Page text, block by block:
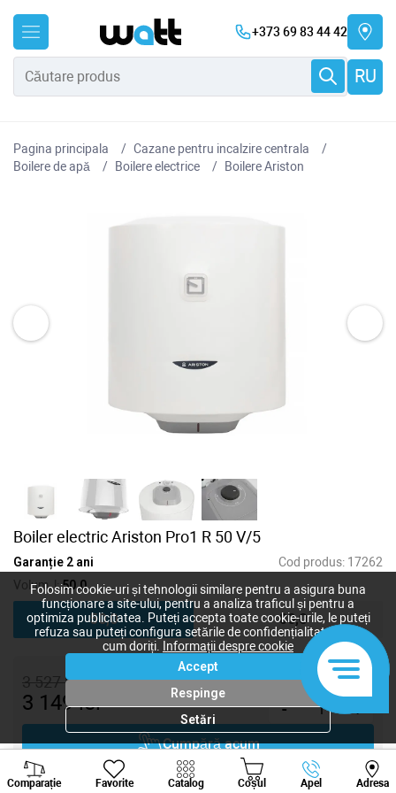
+373 69 83 44 42
RU
Pagina principala
Cazane pentru incalzire centrala
Boilere de apă
Boilere electrice Boilere Ariston
Boiler electric Ariston Pro1 R 50 V/5
Garanție 2 ani Cod produs: 17262
Volum, l:50,0
50,0 80,0
3 527lei
3 149lei - +
Cumpără acum
Adaugă în coș
Comparație Favorite Catalog Coșul Apel Adresa
Viber Whatsapp
Folosim cookie-uri și tehnologii similare pentru a asigura buna
funcționare a site-ului, pentru a analiza traficul și pentru a
optimiza publicitatea. Puteți accepta toate cookie-urile, le puteți
refuza sau puteți configura setările de confidențialitate după
cum doriți.
Informații despre cookie
Accept
Respinge
Setări